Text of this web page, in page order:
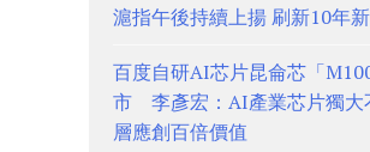
滬指午後持續上揚 刷新10年
百度自研AI芯片昆侖芯「
市 李彥宏：AI產業芯片獨大
層應創百倍價值